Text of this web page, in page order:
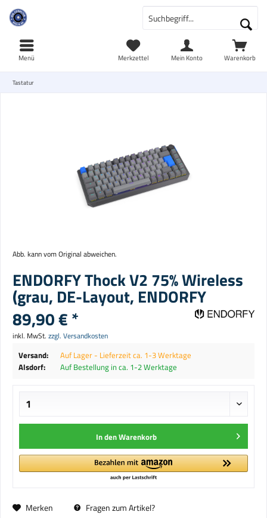
Warenkorb
Merkzettel Mein Konto
Menü
Tastatur
Abb. kann vom Original abweichen.
ENDORFY Thock V2 75% Wireless
(grau, DE-Layout, ENDORFY
89,90 € *
inkl. MwSt. zzgl. Versandkosten
Versand:
Auf Lager - Lieferzeit ca. 1-3 Werktage
Alsdorf:
Auf Bestellung in ca. 1-2 Werktage
In denWarenkorb
Merken Fragen zum Artikel?